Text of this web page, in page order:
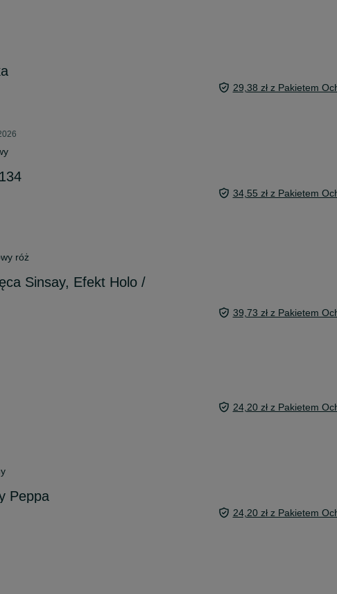
29,38 zł z Pakietem
34,55 zł z Pakietem
róż
Sinsay, Efekt Holo /
39,73 zł z Pakietem
24,20 zł z Pakietem
Peppa
24,20 zł z Pakietem